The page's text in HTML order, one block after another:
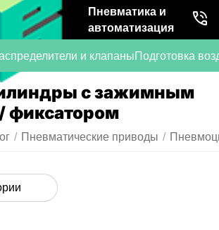
Пневматика и
автоматизация
и клапаныПодготовка
с зажимным
фиксатором
/ Пневматические приводы /